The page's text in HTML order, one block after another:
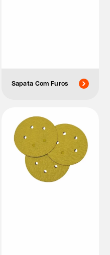
Sapata Com Furos